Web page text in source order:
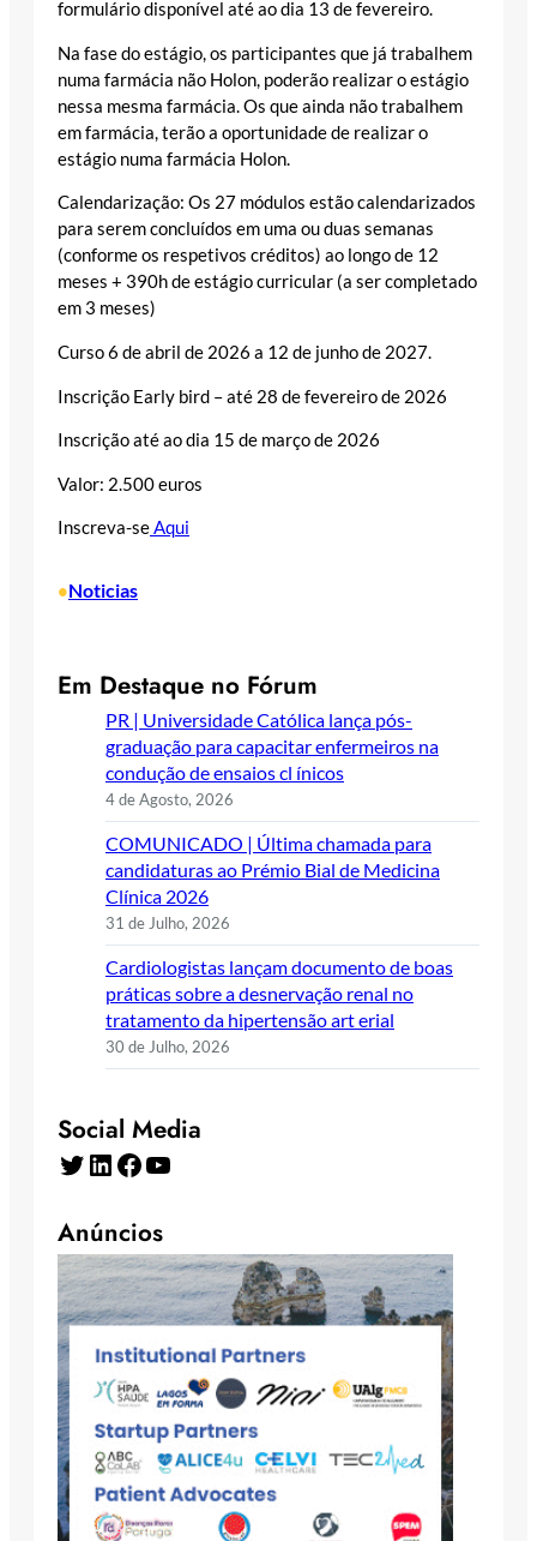
formulário disponível até ao dia 13 de fevereiro.
Na fase do estágio, os participantes que já trabalhem
numa farmácia não Holon, poderão realizar o estágio
nessa mesma farmácia. Os que ainda não trabalhem
em farmácia, terão a oportunidade de realizar o
estágio numa farmácia Holon.
Calendarização: Os 27 módulos estão calendarizados
para serem concluídos em uma ou duas semanas
(conforme os respetivos créditos) ao longo de 12
meses + 390h de estágio curricular (a ser completado
em 3 meses)
Curso 6 de abril de 2026 a 12 de junho de 2027.
Inscrição Early bird – até 28 de fevereiro de 2026
Inscrição até ao dia 15 de março de 2026
Valor: 2.500 euros
Inscreva-seAqui
•Noticias
Em Destaque no Fórum
PR | Universidade Católica lança pós-
graduação para capacitar enfermeiros na
condução de ensaios cl ínicos
4 de Agosto, 2026
COMUNICADO | Última chamada para
candidaturas ao Prémio Bial de Medicina
Clínica 2026
31 de Julho, 2026
Cardiologistas lançam documento de boas
práticas sobre a desnervação renal no
tratamento da hipertensão art erial
30 de Julho, 2026
Social Media
Twitter LinkedIn Facebook YouTube
Anúncios